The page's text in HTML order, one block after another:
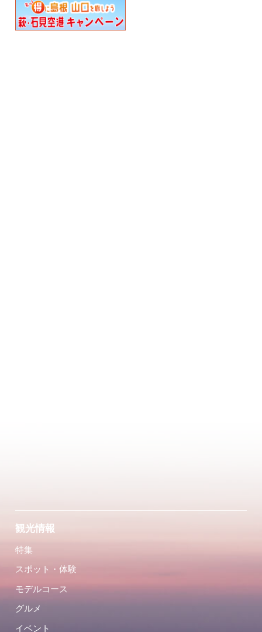
観光情報
特集
スポット・体験
モデルコース
グルメ
イベント